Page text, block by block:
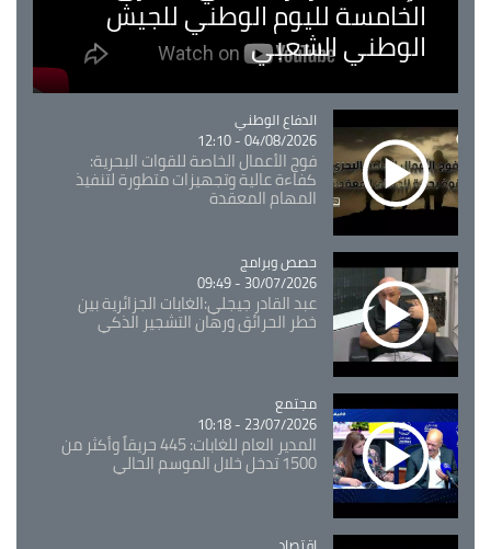
الخامسة لليوم الوطني للجيش
الوطني الشعبي
Catégorie
الدفاع الوطني
04/08/2026 - 12:10
فوج الأعمال الخاصة للقوات البحرية:
كفاءة عالية وتجهيزات متطورة لتنفيذ
المهام المعقدة
Catégorie
حصص وبرامج
30/07/2026 - 09:49
عبد القادر جيجلي:الغابات الجزائرية بين
خطر الحرائق ورهان التشجير الذكي
Catégorie
مجتمع
23/07/2026 - 10:18
المدير العام للغابات: 445 حريقاً وأكثر من
1500 تدخل خلال الموسم الحالي